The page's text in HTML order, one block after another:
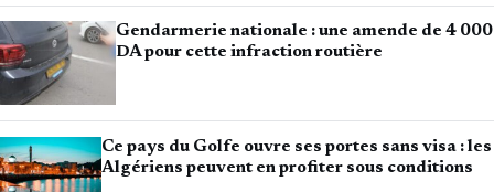
Gendarmerie nationale : une amende de 4 000
DA pour cette infraction routière
Ce pays du Golfe ouvre ses portes sans visa : les
Algériens peuvent en profiter sous conditions